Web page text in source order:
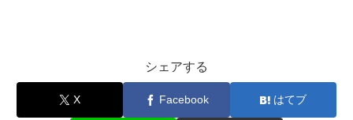
シェアする
X Facebook はてブ